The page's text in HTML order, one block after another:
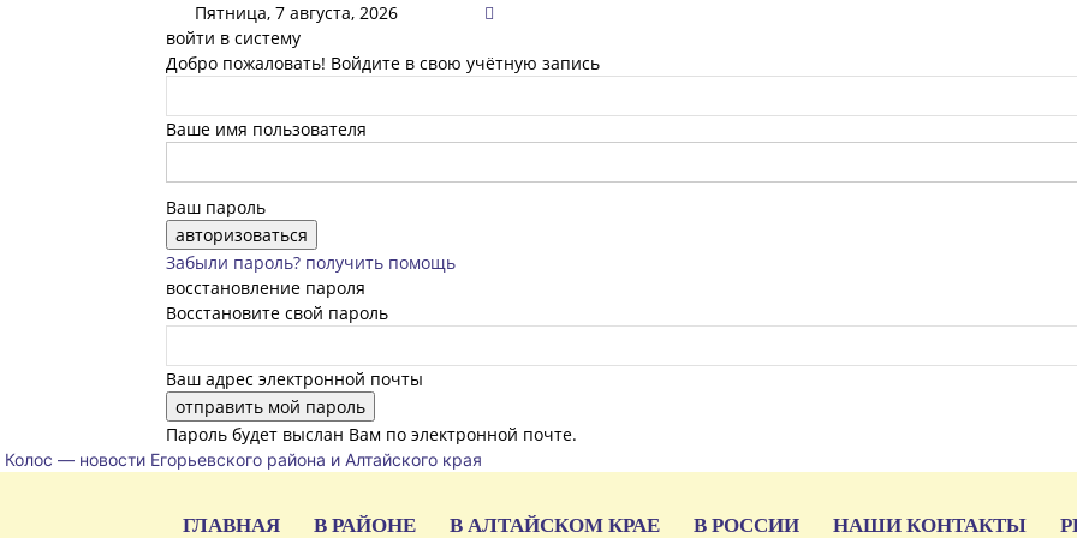
Пятница, 7 августа, 2026
войти в систему
Добро пожаловать! Войдите в свою учётную запись
Ваше имя пользователя
Ваш пароль
Забыли пароль? получить помощь
восстановление пароля
Восстановите свой пароль
Ваш адрес электронной почты
Пароль будет выслан Вам по электронной почте.
Колос — новости Егорьевского района и Алтайского края
ГЛАВНАЯ В РАЙОНЕ В АЛТАЙСКОМ КРАЕ В РОССИИ НАШИ КОНТАКТЫ